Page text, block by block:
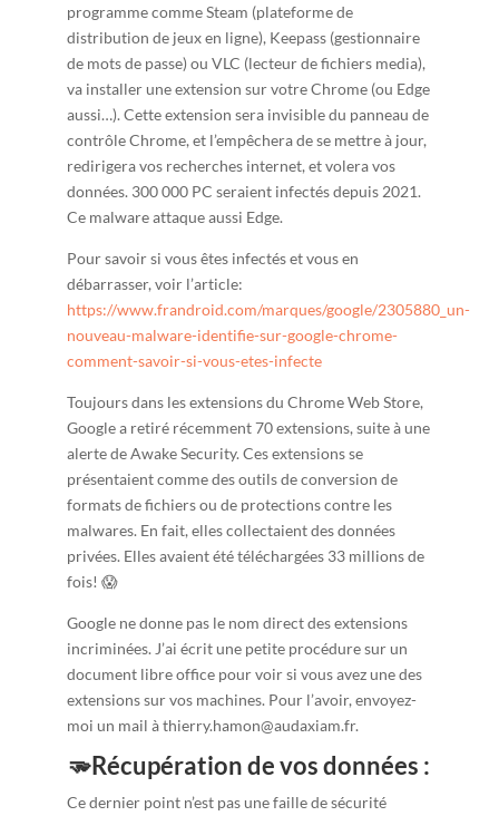
programme comme Steam (plateforme de
distribution de jeux en ligne), Keepass (gestionnaire
de mots de passe) ou VLC (lecteur de fichiers media),
va installer une extension sur votre Chrome (ou Edge
aussi…). Cette extension sera invisible du panneau de
contrôle Chrome, et l’empêchera de se mettre à jour,
redirigera vos recherches internet, et volera vos
données. 300 000 PC seraient infectés depuis 2021.
Ce malware attaque aussi Edge.
Pour savoir si vous êtes infectés et vous en
débarrasser, voir l’article:
https://www.frandroid.com/marques/google/2305880_un-
nouveau-malware-identifie-sur-google-chrome-
comment-savoir-si-vous-etes-infecte
Toujours dans les extensions du Chrome Web Store,
Google a retiré récemment 70 extensions, suite à une
alerte de Awake Security. Ces extensions se
présentaient comme des outils de conversion de
formats de fichiers ou de protections contre les
malwares. En fait, elles collectaient des données
privées. Elles avaient été téléchargées 33 millions de
fois! 😱
Google ne donne pas le nom direct des extensions
incriminées. J’ai écrit une petite procédure sur un
document libre office pour voir si vous avez une des
extensions sur vos machines. Pour l’avoir, envoyez-
moi un mail à thierry.hamon@audaxiam.fr.
🫳Récupération de vos données :
Ce dernier point n’est pas une faille de sécurité